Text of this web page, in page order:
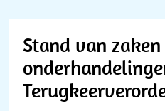
Stand van zaken